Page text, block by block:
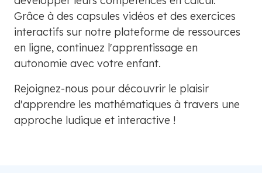
Grâce à des capsules vidéos et des exercices
interactifs sur notre plateforme de ressources
en ligne, continuez l'apprentissage en
autonomie avec votre enfant.
Rejoignez-nous pour découvrir le plaisir
d'apprendre les mathématiques à travers une
approche ludique et interactive !